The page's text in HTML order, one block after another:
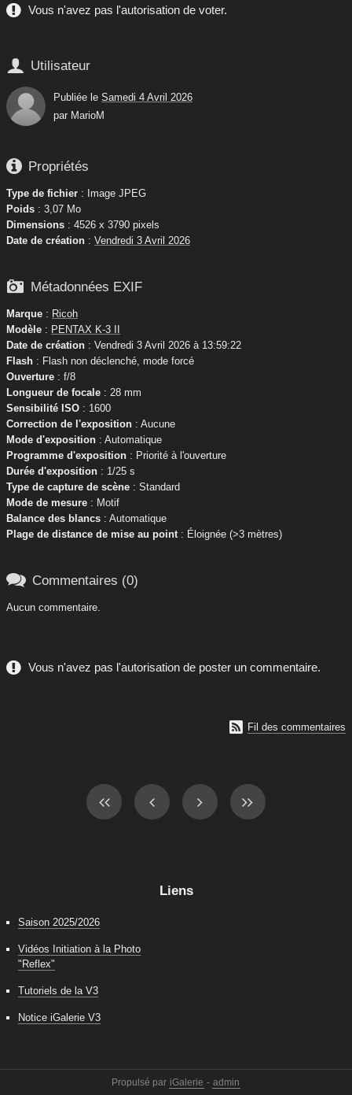
Vous n'avez pas l'autorisation de voter.
 Utilisateur
Publiée le Samedi 4 Avril 2026
par MarioM
 Propriétés
Type de fichier : Image JPEG
Poids : 3,07 Mo
Dimensions : 4526 x 3790 pixels
Date de création : Vendredi 3 Avril 2026
 Métadonnées EXIF
Marque : Ricoh
Modèle : PENTAX K-3 II
Date de création : Vendredi 3 Avril 2026 à 13:59:22
Flash : Flash non déclenché, mode forcé
Ouverture : f/8
Longueur de focale : 28 mm
Sensibilité ISO : 1600
Correction de l'exposition : Aucune
Mode d'exposition : Automatique
Programme d'exposition : Priorité à l'ouverture
Durée d'exposition : 1/25 s
Type de capture de scène : Standard
Mode de mesure : Motif
Balance des blancs : Automatique
Plage de distance de mise au point: Éloignée (>3 mètres)
 Commentaires (0)
Aucun commentaire.
Vous n'avez pas l'autorisation de poster un commentaire.
 Fil des commentaires
Liens
Saison 2025/2026
Vidéos Initiation à la Photo
"Reflex"
Tutoriels de la V3
Notice iGalerie V3
Propulsé par iGalerie - admin